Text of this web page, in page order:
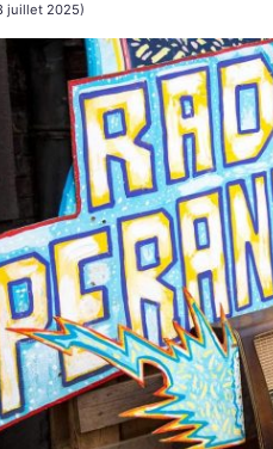
juillet 2025)